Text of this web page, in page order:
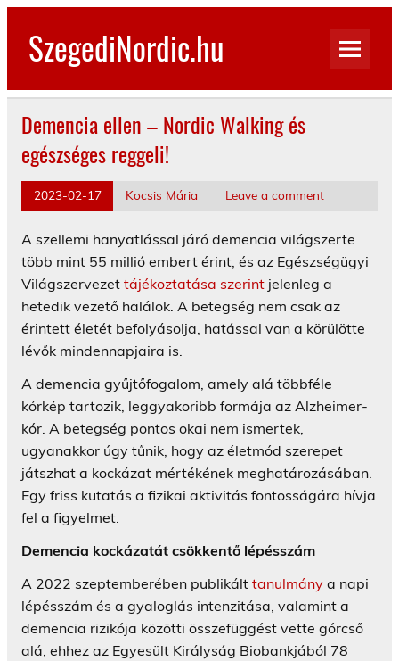
Skip
contentSzegediNordic.hu
Demencia ellen – Nordic Walking és
egészséges reggeli!
2023-02-17 Kocsis Mária Leave a comment
A szellemi hanyatlással járó demencia világszerte
több mint 55 millió embert érint, és az Egészségügyi
Világszervezet tájékoztatása szerint jelenleg a
hetedik vezető halálok. A betegség nem csak az
érintett életét befolyásolja, hatással van a körülötte
lévők mindennapjaira is.
A demencia gyűjtőfogalom, amely alá többféle
kórkép tartozik, leggyakoribb formája az Alzheimer-
kór. A betegség pontos okai nem ismertek,
ugyanakkor úgy tűnik, hogy az életmód szerepet
játszhat a kockázat mértékének meghatározásában.
Egy friss kutatás a fizikai aktivitás fontosságára hívja
fel a figyelmet.
Demencia kockázatát csökkentő lépésszám
A 2022 szeptemberében publikált tanulmány a napi
lépésszám és a gyaloglás intenzitása, valamint a
demencia rizikója közötti összefüggést vette górcső
alá, ehhez az Egyesült Királyság Biobankjából 78